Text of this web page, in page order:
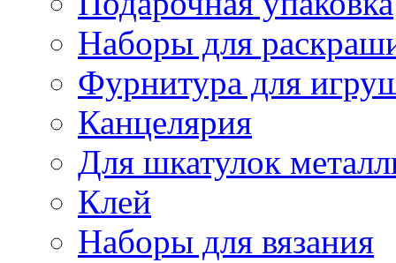
Наборы для
Фурнитура для
Канцелярия
Для шкатулок
Клей
Наборы для вязания